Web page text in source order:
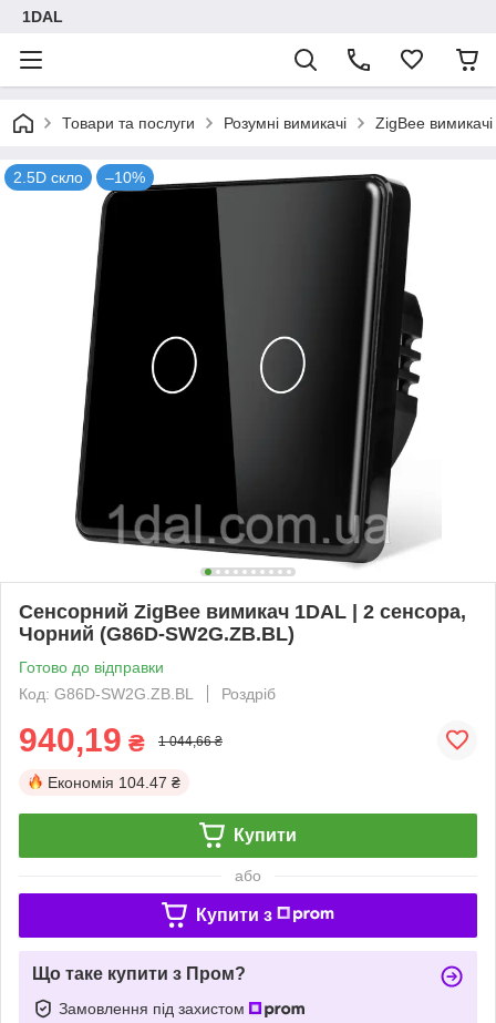
1DAL
Товари та послуги Розумні вимикачі ZigBee вимикачі
2.5D скло –10%
Сенсорний ZigBee вимикач 1DAL | 2 сенсора,
Чорний (G86D-SW2G.ZB.BL)
Готово до відправки
Код: G86D-SW2G.ZB.BL
Роздріб
940,19 ₴ 1 044,66 ₴
Економія 104.47 ₴
Купити
або
Купити з
Що таке купити з Пром?
Замовлення під захистом